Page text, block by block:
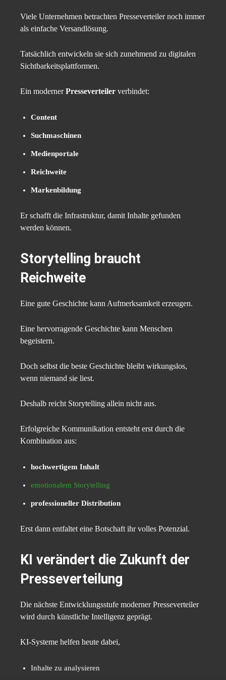
Viele Unternehmen betrachten Presseverteiler noch immer
als einfache Versandlösung.
Tatsächlich entwickeln sie sich zunehmend zu digitalen
Sichtbarkeitsplattformen.
Ein modernerPresseverteiler verbindet:
Content
Suchmaschinen
Medienportale
Reichweite
Markenbildung
Er schafft die Infrastruktur, damit Inhalte gefunden
werden können.
Storytelling braucht
Reichweite
Eine gute Geschichte kann Aufmerksamkeit erzeugen.
Eine hervorragende Geschichte kann Menschen
begeistern.
Doch selbst die beste Geschichte bleibt wirkungslos,
wenn niemand sie liest.
Deshalb reicht Storytelling allein nicht aus.
Erfolgreiche Kommunikation entsteht erst durch die
Kombination aus:
hochwertigem Inhalt
emotionalem Storytelling
professioneller Distribution
Erst dann entfaltet eine Botschaft ihr volles Potenzial.
KI verändert die Zukunft der
Presseverteilung
Die nächste Entwicklungsstufe moderner Presseverteiler
wird durch künstliche Intelligenz geprägt.
KI-Systeme helfen heute dabei,
Inhalte zu analysieren